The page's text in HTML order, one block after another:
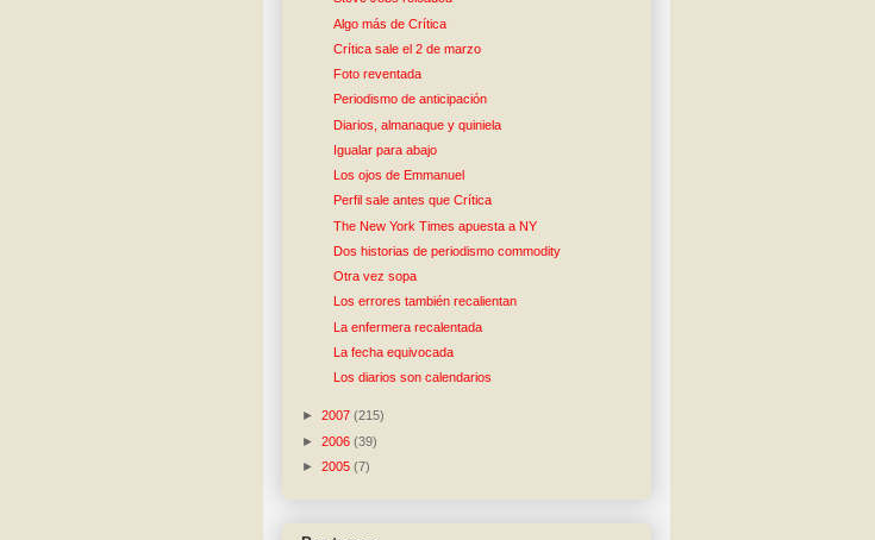
Algo más de Crítica
Crítica sale el 2 de marzo
Foto reventada
Periodismo de anticipación
Diarios, almanaque y quiniela
Igualar para abajo
Los ojos de Emmanuel
Perfil sale antes que Crítica
The New York Times apuesta a NY
Dos historias de periodismo commodity
Otra vez sopa
Los errores también recalientan
La enfermera recalentada
La fecha equivocada
Los diarios son calendarios
► 2007 (215)
► 2006 (39)
► 2005 (7)